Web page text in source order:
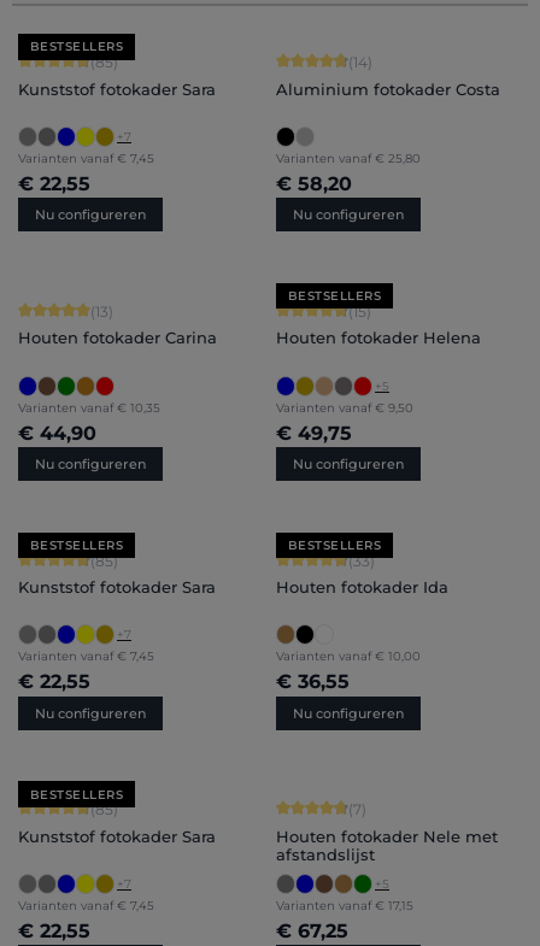
BESTSELLERS
Gemiddelde score van 4.71 op 5 sterren
(85)
Kunststof fotokader Sara
+7
Varianten vanaf € 7,45
€ 22,55
Nu configureren
Gemiddelde score van 4.86 op 5
(14)
Aluminium fotokader Costa
Varianten vanaf € 25,80
€ 58,20
Nu configureren
Gemiddelde score van 5 op 5 sterren
(13)
Houten fotokader Carina
Varianten vanaf € 10,35
€ 44,90
Nu configureren
BESTSELLERS
Gemiddelde score van 4.8 op 5
(15)
Houten fotokader Helena
+5
Varianten vanaf € 9,50
€ 49,75
Nu configureren
BESTSELLERS
Gemiddelde score van 4.71 op 5 sterren
(85)
Kunststof fotokader Sara
+7
Varianten vanaf € 7,45
€ 22,55
Nu configureren
BESTSELLERS
Gemiddelde score van 4.79 op 5
(33)
Houten fotokader Ida
Varianten vanaf € 10,00
€ 36,55
Nu configureren
BESTSELLERS
Gemiddelde score van 4.71 op 5 sterren
(85)
Kunststof fotokader Sara
+7
Varianten vanaf € 7,45
€ 22,55
Gemiddelde score van 4.71 op 5
(7)
Houten fotokader Nele met
afstandslijst
+5
Varianten vanaf € 17,15
€ 67,25